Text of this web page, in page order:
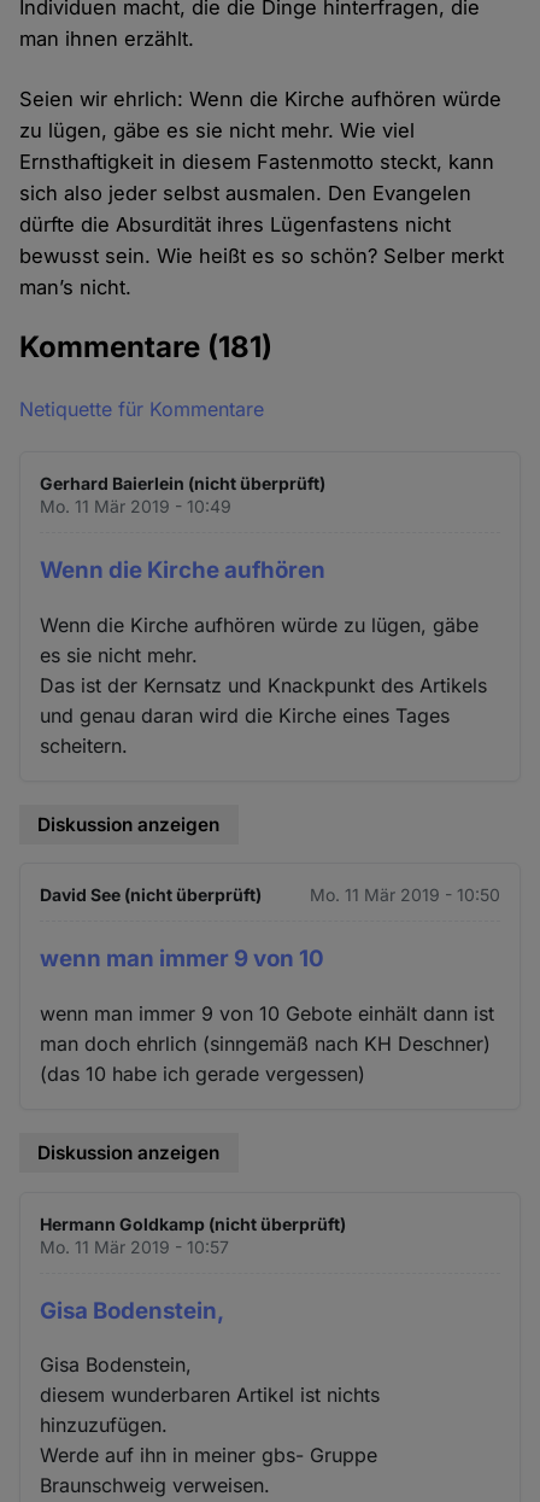
Individuen macht, die die Dinge hinterfragen, die
man ihnen erzählt.
Seien wir ehrlich: Wenn die Kirche aufhören würde
zu lügen, gäbe es sie nicht mehr. Wie viel
Ernsthaftigkeit in diesem Fastenmotto steckt, kann
sich also jeder selbst ausmalen. Den Evangelen
dürfte die Absurdität ihres Lügenfastens nicht
bewusst sein. Wie heißt es so schön? Selber merkt
man’s nicht.
Kommentare (181)
Netiquette für Kommentare
Gerhard Baierlein (nicht überprüft)
Mo. 11 Mär 2019 - 10:49
Wenn die Kirche aufhören
Wenn die Kirche aufhören würde zu lügen, gäbe
es sie nicht mehr.
Das ist der Kernsatz und Knackpunkt des Artikels
und genau daran wird die Kirche eines Tages
scheitern.
Diskussion anzeigen
David See (nicht überprüft) Mo. 11 Mär 2019 - 10:50
wenn man immer 9 von 10
wenn man immer 9 von 10 Gebote einhält dann ist
man doch ehrlich (sinngemäß nach KH Deschner)
(das 10 habe ich gerade vergessen)
Diskussion anzeigen
Hermann Goldkamp (nicht überprüft)
Mo. 11 Mär 2019 - 10:57
Gisa Bodenstein,
Gisa Bodenstein,
diesem wunderbaren Artikel ist nichts
hinzuzufügen.
Werde auf ihn in meiner gbs- Gruppe
Braunschweig verweisen.